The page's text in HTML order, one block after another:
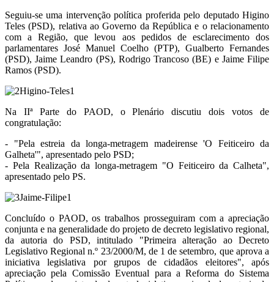
Seguiu-se uma intervenção política proferida pelo deputado Higino
Teles (PSD), relativa ao Governo da República e o relacionamento
com a Região, que levou aos pedidos de esclarecimento dos
parlamentares José Manuel Coelho (PTP), Gualberto Fernandes
(PSD), Jaime Leandro (PS), Rodrigo Trancoso (BE) e Jaime Filipe
Ramos (PSD).
Na IIª Parte do PAOD, o Plenário discutiu dois votos de
congratulação:
- "Pela estreia da longa-metragem madeirense 'O Feiticeiro da
Galheta'", apresentado pelo PSD;
- Pela Realização da longa-metragem "O Feiticeiro da Calheta",
apresentado pelo PS.
Concluído o PAOD, os trabalhos prosseguiram com a apreciação
conjunta e na generalidade do projeto de decreto legislativo regional,
da autoria do PSD, intitulado "Primeira alteração ao Decreto
Legislativo Regional n.º 23/2000/M, de 1 de setembro, que aprova a
iniciativa legislativa por grupos de cidadãos eleitores", após
apreciação pela Comissão Eventual para a Reforma do Sistema